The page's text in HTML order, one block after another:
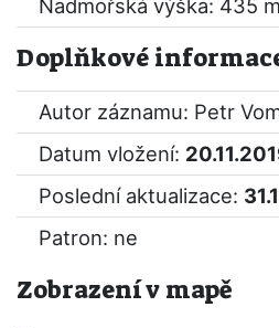
Nadmořská výška: 435 m
Doplňkové
Autor záznamu: Petr
Datum vložení:
Poslední aktualizace:
Patron: ne
Zobrazení v mapě